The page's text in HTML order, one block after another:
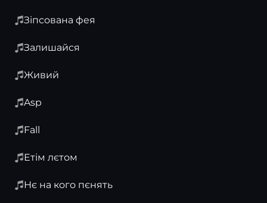
Зіпсована фея
Залишайся
Живий
Asp
Fall
Етім лєтом
Нє на кого пєнять